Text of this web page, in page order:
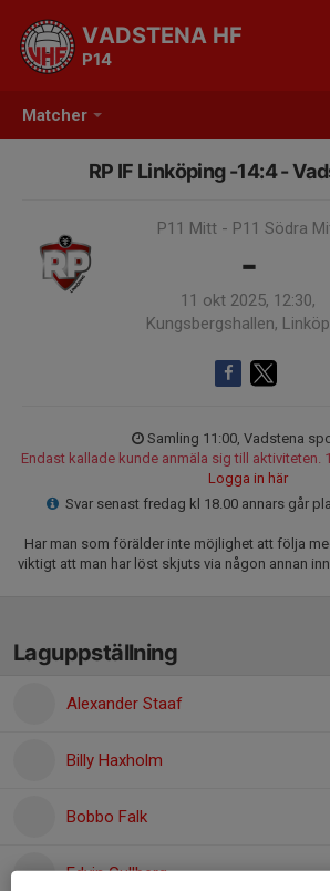
Matcher
VADSTENA HF
P14
RP IF Linköping -14:4 -
P11 Mitt - P11 Södra
-
11 okt 2025, 12:30,
Kungsbergshallen,
Samling 11:00, Vadstena
Endast kallade kunde anmäla sig till aktiviteten.
Logga in här
Svar senast fredag kl 18.00 annars går
Har man som förälder inte möjlighet att följa
viktigt att man har löst skjuts via någon annan
Laguppställning
Alexander Staaf
Billy Haxholm
Bobbo Falk
Edvin Gullberg